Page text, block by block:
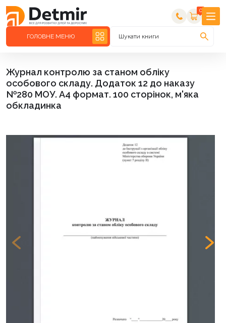
0
ГОЛОВНЕ МЕНЮ Шукати книги
Журнал контролю за станом обліку
особового складу. Додаток 12 до наказу
№280 МОУ. А4 формат. 100 сторінок, м'яка
обкладинка